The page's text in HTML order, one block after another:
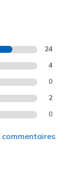
24
4
0
2
0
commentaires